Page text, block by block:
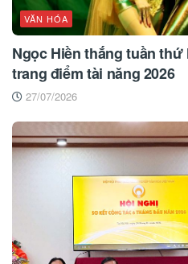
VĂN HÓA
Ngọc Hiền thắng tuần
trang điểm tài năng 2026
27/07/2026